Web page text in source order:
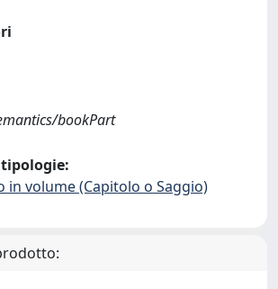
bookPart
in volume (Capitolo o Saggio)